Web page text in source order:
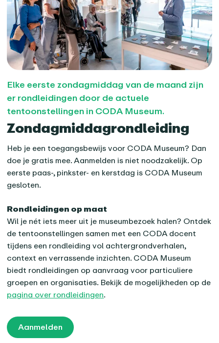
Elke eerste zondagmiddag van de maand zijn
er rondleidingen door de actuele
tentoonstellingen in CODA Museum.
Zondagmiddagrondleiding
Heb je een toegangsbewijs voor CODA Museum? Dan
doe je gratis mee. Aanmelden is niet noodzakelijk. Op
eerste paas-, pinkster- en kerstdag is CODA Museum
gesloten.
Rondleidingen op maat
Wil je nét iets meer uit je museumbezoek halen? Ontdek
de tentoonstellingen samen met een CODA docent
tijdens een rondleiding vol achtergrondverhalen,
context en verrassende inzichten. CODA Museum
biedt rondleidingen op aanvraag voor particuliere
groepen en organisaties. Bekijk de mogelijkheden op de
pagina over rondleidingen.
Aanmelden